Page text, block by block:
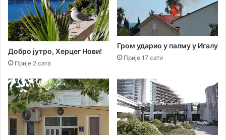
Добро јутро, Херцег Нови!
Прије 2 сата
Гром ударио у палму у Игалу
Прије 17 сати